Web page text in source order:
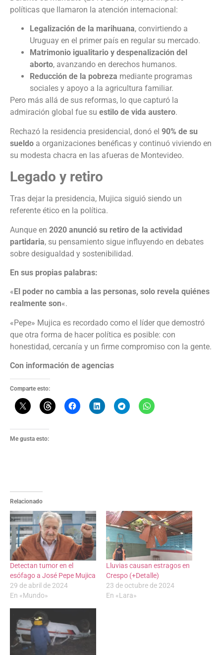
políticas que llamaron la atención internacional:
Legalización de la marihuana, convirtiendo a
Uruguay en el primer país en regular su mercado.
Matrimonio igualitario y despenalización del
aborto, avanzando en derechos humanos.
Reducción de la pobreza mediante programas
sociales y apoyo a la agricultura familiar.
Pero más allá de sus reformas, lo que capturó la
admiración global fue su estilo de vida austero.
Rechazó la residencia presidencial, donó el 90% de su
sueldo a organizaciones benéficas y continuó viviendo en
su modesta chacra en las afueras de Montevideo.
Legado y retiro
Tras dejar la presidencia, Mujica siguió siendo un
referente ético en la política.
Aunque en 2020 anunció su retiro de la actividad
partidaria, su pensamiento sigue influyendo en debates
sobre desigualdad y sostenibilidad.
En sus propias palabras:
« El poder no cambia a las personas, solo revela quiénes
realmente son«.
«Pepe» Mujica es recordado como el líder que demostró
que otra forma de hacer política es posible: con
honestidad, cercanía y un firme compromiso con la gente.
Con información de agencias
Comparte esto:
Me gusta esto:
Relacionado
Detectan tumor en el
esófago a José Pepe Mujica
29 de abril de 2024
En «Mundo»
Lluvias causan estragos en
Crespo (+Detalle)
23 de octubre de 2024
En «Lara»